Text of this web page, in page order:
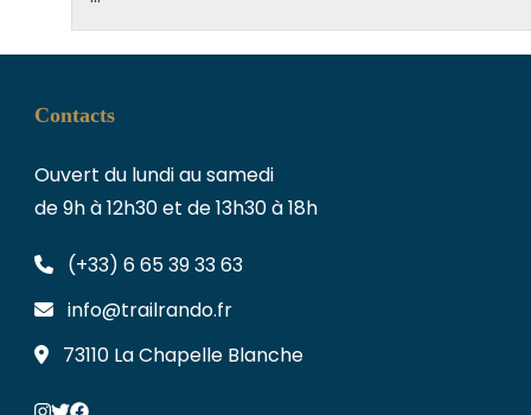
Contacts
Ouvert du lundi au samedi
de 9h à 12h30 et de 13h30 à 18h
(+33) 6 65 39 33 63
info@trailrando.fr
73110 La Chapelle Blanche